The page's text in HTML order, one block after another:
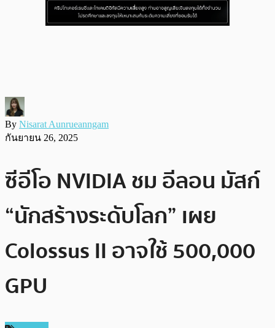
By Nisarat Aunrueanngam
กันยายน 26, 2025
ซีอีโอ NVIDIA ชม อีลอน มัสก์
“นักสร้างระดับโลก” เผย
Colossus II อาจใช้ 500,000
GPU